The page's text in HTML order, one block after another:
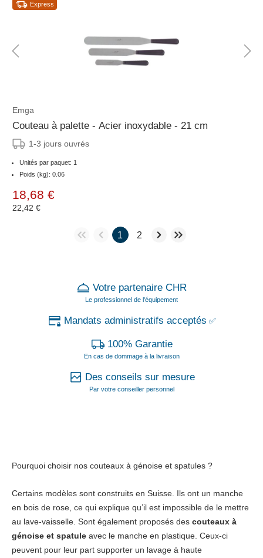
Express
Emga
Couteau à palette - Acier inoxydable - 21 cm
1-3 jours ouvrés
Unités par paquet: 1
Poids (kg): 0.06
18,68 €
22,42 €
1 2
Votre partenaire CHR
Le professionnel de l'équipement
Mandats administratifs acceptés ✅
100% Garantie
En cas de dommage à la livraison
Des conseils sur mesure
Par votre conseiller personnel
Pourquoi choisir nos couteaux à génoise et spatules ?
Certains modèles sont construits en Suisse. Ils ont un manche
en bois de rose, ce qui explique qu’il est impossible de le mettre
au lave-vaisselle. Sont également proposés des couteaux à
génoise et spatule avec le manche en plastique. Ceux-ci
peuvent pour leur part supporter un lavage à haute